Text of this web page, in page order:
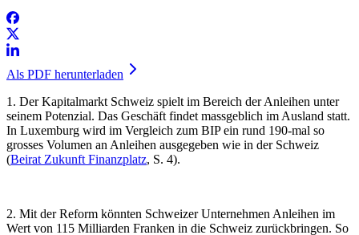
Als PDF herunterladen
1. Der Kapitalmarkt Schweiz spielt im Bereich der Anleihen unter
seinem Potenzial. Das Geschäft findet massgeblich im Ausland statt.
In Luxemburg wird im Vergleich zum BIP ein rund 190-mal so
grosses Volumen an Anleihen ausgegeben wie in der Schweiz
(Beirat Zukunft Finanzplatz, S. 4).
2. Mit der Reform könnten Schweizer Unternehmen Anleihen im
Wert von 115 Milliarden Franken in die Schweiz zurückbringen. So